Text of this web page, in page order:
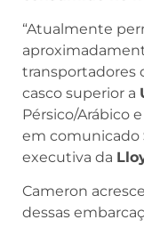
“Atualmente
transportadores
casco superior a
Pérsico/Arábico
em comunicado
executiva da
Cameron
dessas